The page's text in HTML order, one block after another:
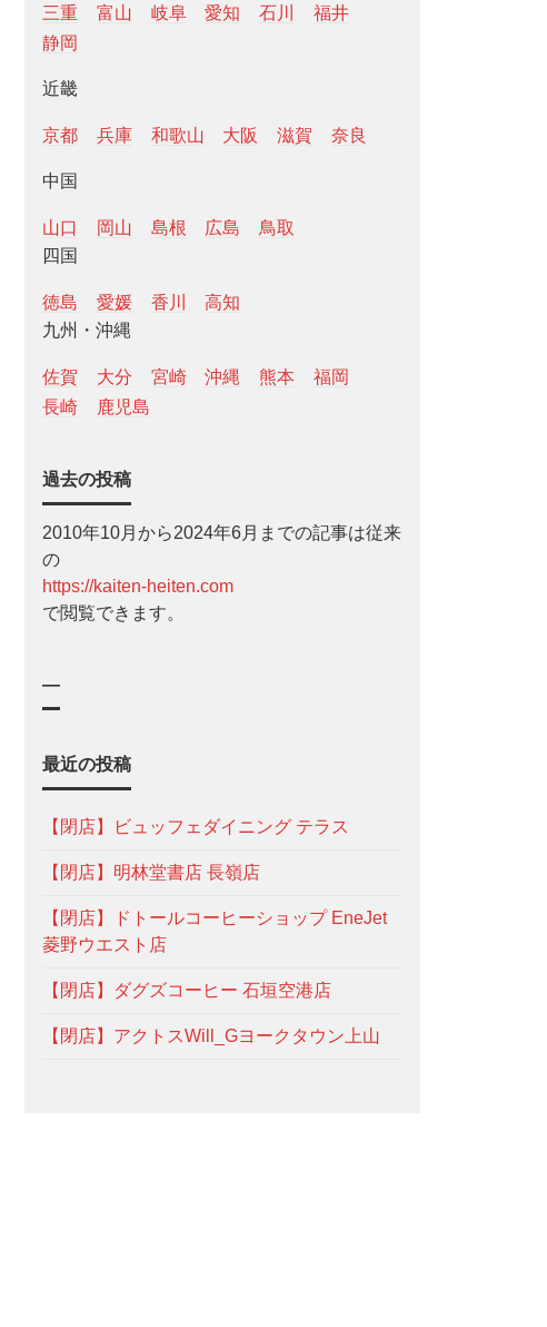
三重 富山 岐阜 愛知 石川
福井
静岡
近畿
京都 兵庫 和歌山 大阪 滋賀 奈良
中国
山口 岡山 島根 広島
鳥取
四国
徳島 愛媛 香川
高知
九州・沖縄
佐賀 大分 宮崎 沖縄 熊本
福岡
長崎
鹿児島
過去の投稿
2010年10月から2024年6月までの記事は従来
の
https://kaiten-heiten.com
で閲覧できます。
—
最近の投稿
【閉店】ビュッフェダイニング テラス
【閉店】明林堂書店 長嶺店
【閉店】ドトールコーヒーショップ EneJet
菱野ウエスト店
【閉店】ダグズコーヒー 石垣空港店
【閉店】アクトスWill_Gヨークタウン上山